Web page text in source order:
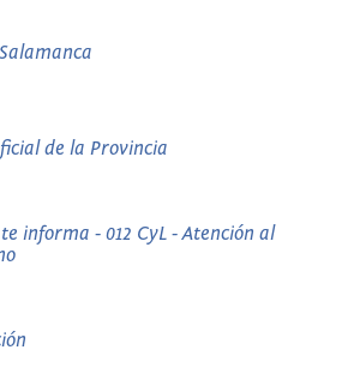
de la Provincia
informa - 012 CyL - Atención al